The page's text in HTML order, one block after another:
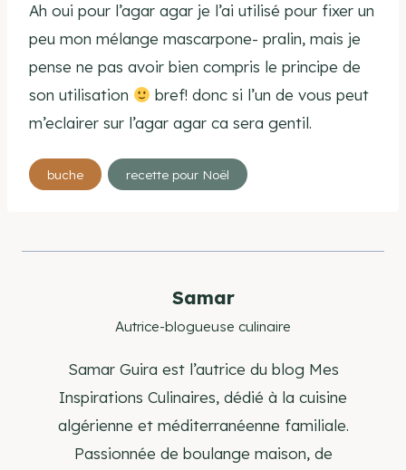
Ah oui pour l’agar agar je l’ai utilisé pour fixer un
peu mon mélange mascarpone- pralin, mais je
pense ne pas avoir bien compris le principe de
son utilisation
bref! donc si l’un de vous peut
m’eclairer sur l’agar agar ca sera gentil.
Étiquettes
de
publication :
buche recette pour Noël
Samar
Autrice-blogueuse culinaire
Samar Guira est l’autrice du blog Mes
Inspirations Culinaires, dédié à la cuisine
algérienne et méditerranéenne familiale.
Passionnée de boulange maison, de